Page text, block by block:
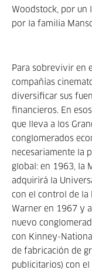
Woodstock, por un
por la familia
Para sobrevivir en
compañías
diversificar sus
financieros. En
que lleva a los
conglomerados
necesariamente la
global: en 1963, la
adquirirá la
con el control de la
Warner en 1967 y
nuevo
con Kinney-
de fabricación de
publicitarios) con el